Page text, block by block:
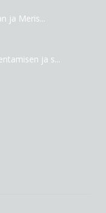
ja Meris...
ja s...